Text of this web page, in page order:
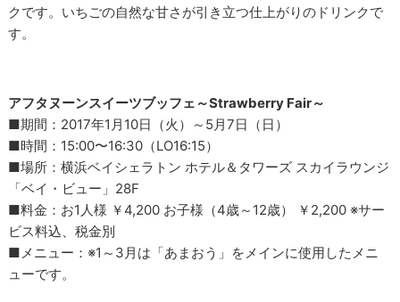
クです。いちごの自然な甘さが引き立つ仕上がりのドリンクで
す。
アフタヌーンスイーツブッフェ～Strawberry Fair～
■期間：2017年1月10日（火）～5月7日（日）
■時間：15:00〜16:30（LO16:15）
■場所：横浜ベイシェラトン ホテル＆タワーズ スカイラウンジ
「ベイ・ビュー」28F
■料金：お1人様 ￥4,200 お子様（4歳～12歳） ￥2,200 ※サー
ビス料込、税金別
■メニュー：※1～3月は「あまおう」をメインに使用したメニ
ューです。